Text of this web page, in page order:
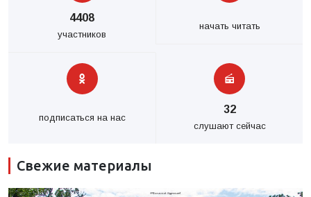
4408
участников
начать читать
подписаться на нас
32
слушают сейчас
Свежие материалы